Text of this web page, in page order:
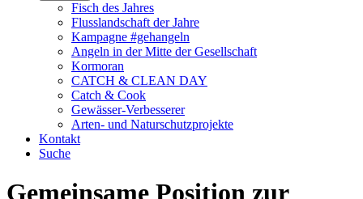
Fisch des Jahres
Flusslandschaft der Jahre
Kampagne #gehangeln
Angeln in der Mitte der Gesellschaft
Kormoran
CATCH & CLEAN DAY
Catch & Cook
Gewässer-Verbesserer
Arten- und Naturschutzprojekte
Kontakt
Suche
Gemeinsame Position zur